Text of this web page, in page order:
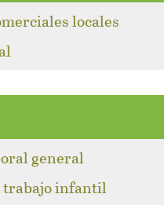
locales
general
trabajo infantil